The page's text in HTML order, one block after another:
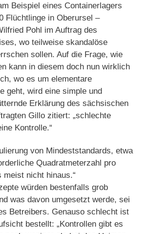
Beispiel eines Containerlagers
Flüchtlinge in Oberursel –
Pohl im Auftrag des
wo teilweise skandalöse
sollen. Auf die Frage, wie
kann in diesem doch nun wirklich
wo es um elementare
geht, wird eine simple und
Erklärung des sächsischen
Gillo zitiert: „schlechte
Kontrolle.“
von Mindeststandards, etwa
Quadratmeterzahl pro
meist nicht hinaus.“
würden bestenfalls grob
was davon umgesetzt werde, sei
Betreibers. Genauso schlecht ist
bestellt: „Kontrollen gibt es